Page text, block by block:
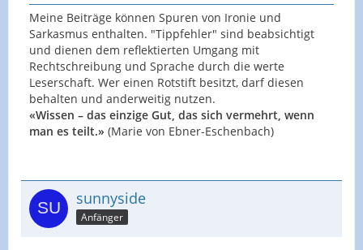
Meine Beiträge können Spuren von Ironie und
Sarkasmus enthalten. "Tippfehler" sind beabsichtigt
und dienen dem reflektierten Umgang mit
Rechtschreibung und Sprache durch die werte
Leserschaft. Wer einen Rotstift besitzt, darf diesen
behalten und anderweitig nutzen.
«Wissen – das einzige Gut, das sich vermehrt, wenn
man es teilt.» (Marie von Ebner-Eschenbach)
sunnyside
Anfänger